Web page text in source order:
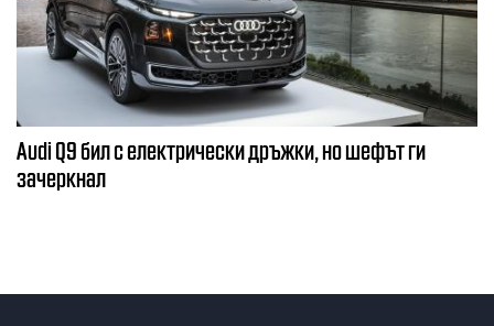
Audi Q9 бил с електрически дръжки, но шефът ги
зачеркнал